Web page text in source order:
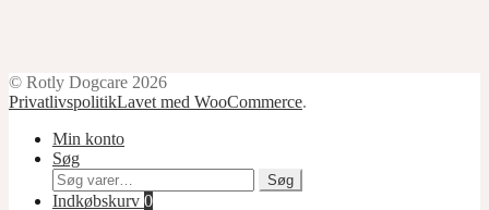
© Rotly Dogcare 2026
PrivatlivspolitikLavet med WooCommerce.
Min konto
Søg
Søg
efter:
Søg
Indkøbskurv 0